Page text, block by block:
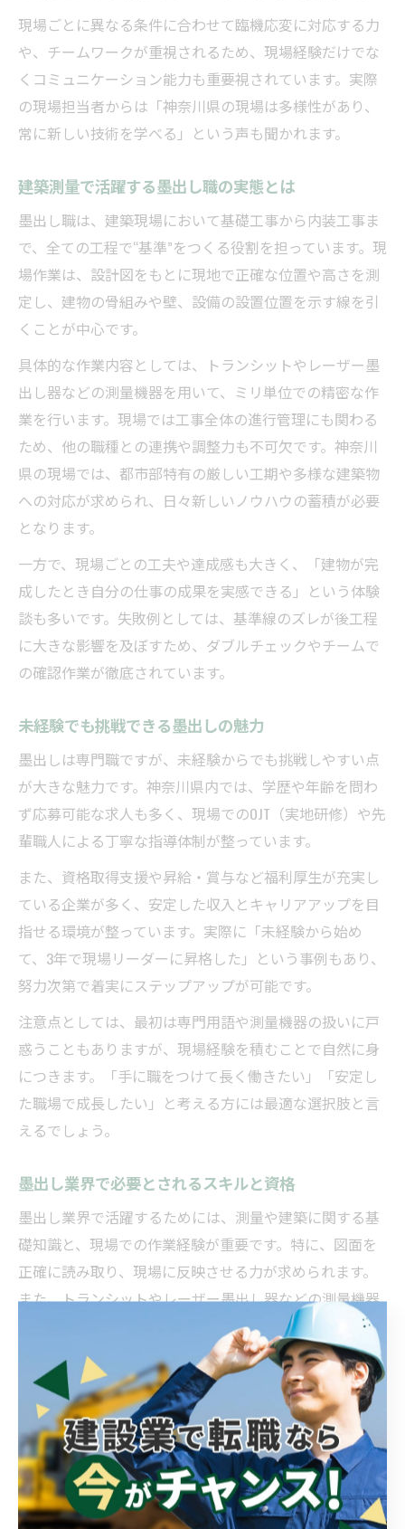
現場ごとに異なる条件に合わせて臨機応変に対応する力
や、チームワークが重視されるため、現場経験だけでな
くコミュニケーション能力も重要視されています。実際
の現場担当者からは「神奈川県の現場は多様性があり、
常に新しい技術を学べる」という声も聞かれます。
建築測量で活躍する墨出し職の実態とは
墨出し職は、建築現場において基礎工事から内装工事ま
で、全ての工程で“基準”をつくる役割を担っています。現
場作業は、設計図をもとに現地で正確な位置や高さを測
定し、建物の骨組みや壁、設備の設置位置を示す線を引
くことが中心です。
具体的な作業内容としては、トランシットやレーザー墨
出し器などの測量機器を用いて、ミリ単位での精密な作
業を行います。現場では工事全体の進行管理にも関わる
ため、他の職種との連携や調整力も不可欠です。神奈川
県の現場では、都市部特有の厳しい工期や多様な建築物
への対応が求められ、日々新しいノウハウの蓄積が必要
となります。
一方で、現場ごとの工夫や達成感も大きく、「建物が完
成したとき自分の仕事の成果を実感できる」という体験
談も多いです。失敗例としては、基準線のズレが後工程
に大きな影響を及ぼすため、ダブルチェックやチームで
の確認作業が徹底されています。
未経験でも挑戦できる墨出しの魅力
墨出しは専門職ですが、未経験からでも挑戦しやすい点
が大きな魅力です。神奈川県内では、学歴や年齢を問わ
ず応募可能な求人も多く、現場でのOJT（実地研修）や先
輩職人による丁寧な指導体制が整っています。
また、資格取得支援や昇給・賞与など福利厚生が充実し
ている企業が多く、安定した収入とキャリアアップを目
指せる環境が整っています。実際に「未経験から始め
て、3年で現場リーダーに昇格した」という事例もあり、
努力次第で着実にステップアップが可能です。
注意点としては、最初は専門用語や測量機器の扱いに戸
惑うこともありますが、現場経験を積むことで自然に身
につきます。「手に職をつけて長く働きたい」「安定し
た職場で成長したい」と考える方には最適な選択肢と言
えるでしょう。
墨出し業界で必要とされるスキルと資格
墨出し業界で活躍するためには、測量や建築に関する基
礎知識と、現場での作業経験が重要です。特に、図面を
正確に読み取り、現場に反映させる力が求められます。
また、トランシットやレーザー墨出し器などの測量機器
を使いこなす技術も不可欠です。
資格としては「建築測量士」や「土木施工管理技士」な
どがあり、取得すれば現場での信頼度が高まります。神
奈川県内の企業では、資格取得のための講習や受験費用
の補助制度を設けているところも多く、働きながらスキ
ルアップできる環境が整っています。
加えて、コミュニケーション能力やチームワーク、現場